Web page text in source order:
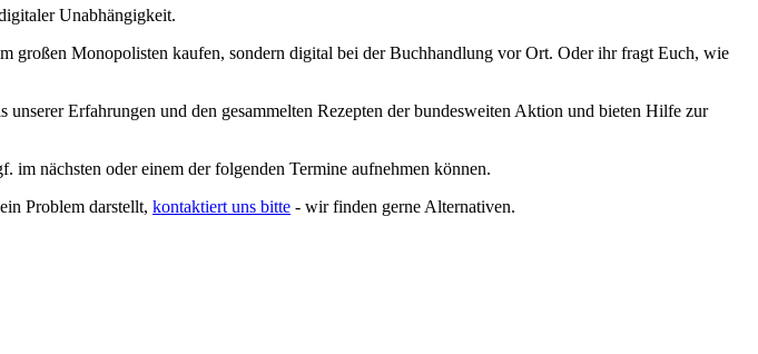
Unabhängigkeit.
großen Monopolisten kaufen, sondern digital bei der Buchhandlung vor Ort. Oder ihr fragt Euch, wie
Erfahrungen und den gesammelten Rezepten der bundesweiten Aktion und bieten Hilfe zur
im nächsten oder einem der folgenden Termine aufnehmen können.
Problem darstellt, kontaktiert uns bitte - wir finden gerne Alternativen.